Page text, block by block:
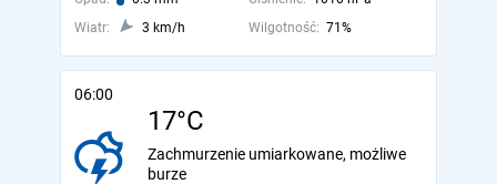
Wiatr:
3 km/h Wilgotność: 71%
06:00
17°C
Zachmurzenie umiarkowane, możliwe
burze